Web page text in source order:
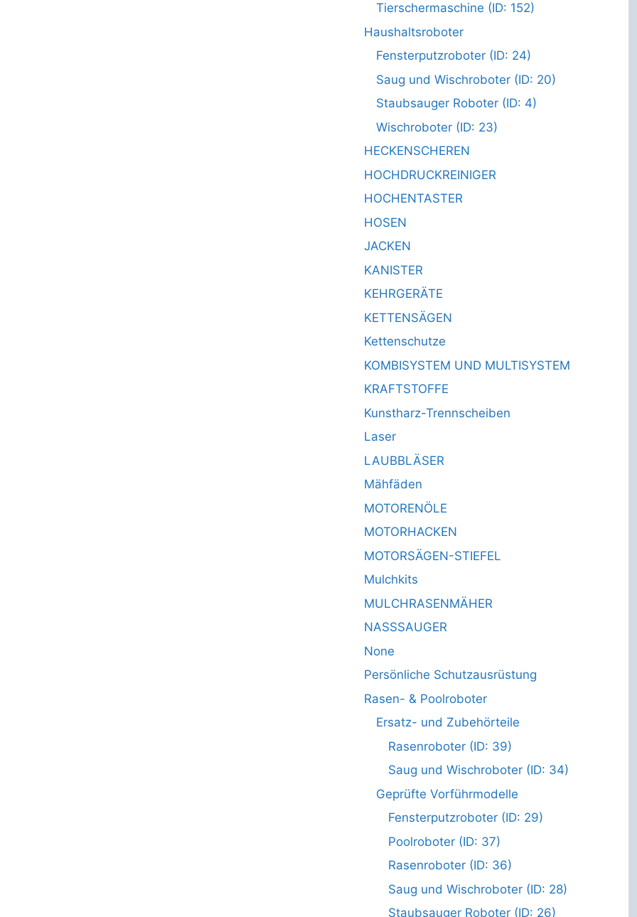
Tierschermaschine (ID: 152)
Haushaltsroboter
Fensterputzroboter (ID: 24)
Saug und Wischroboter (ID: 20)
Staubsauger Roboter (ID: 4)
Wischroboter (ID: 23)
HECKENSCHEREN
HOCHDRUCKREINIGER
HOCHENTASTER
HOSEN
JACKEN
KANISTER
KEHRGERÄTE
KETTENSÄGEN
Kettenschutze
KOMBISYSTEM UND MULTISYSTEM
KRAFTSTOFFE
Kunstharz-Trennscheiben
Laser
LAUBBLÄSER
Mähfäden
MOTORENÖLE
MOTORHACKEN
MOTORSÄGEN-STIEFEL
Mulchkits
MULCHRASENMÄHER
NASSSAUGER
None
Persönliche Schutzausrüstung
Rasen- & Poolroboter
Ersatz- und Zubehörteile
Rasenroboter (ID: 39)
Saug und Wischroboter (ID: 34)
Geprüfte Vorführmodelle
Fensterputzroboter (ID: 29)
Poolroboter (ID: 37)
Rasenroboter (ID: 36)
Saug und Wischroboter (ID: 28)
Staubsauger Roboter (ID: 26)